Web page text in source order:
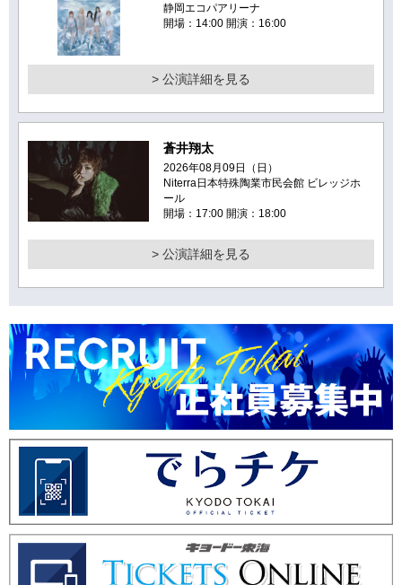
静岡エコパアリーナ
開場：14:00 開演：16:00
> 公演詳細を見る
蒼井翔太
2026年08月09日（日）
Niterra日本特殊陶業市民会館 ビレッジホ
ール
開場：17:00 開演：18:00
> 公演詳細を見る